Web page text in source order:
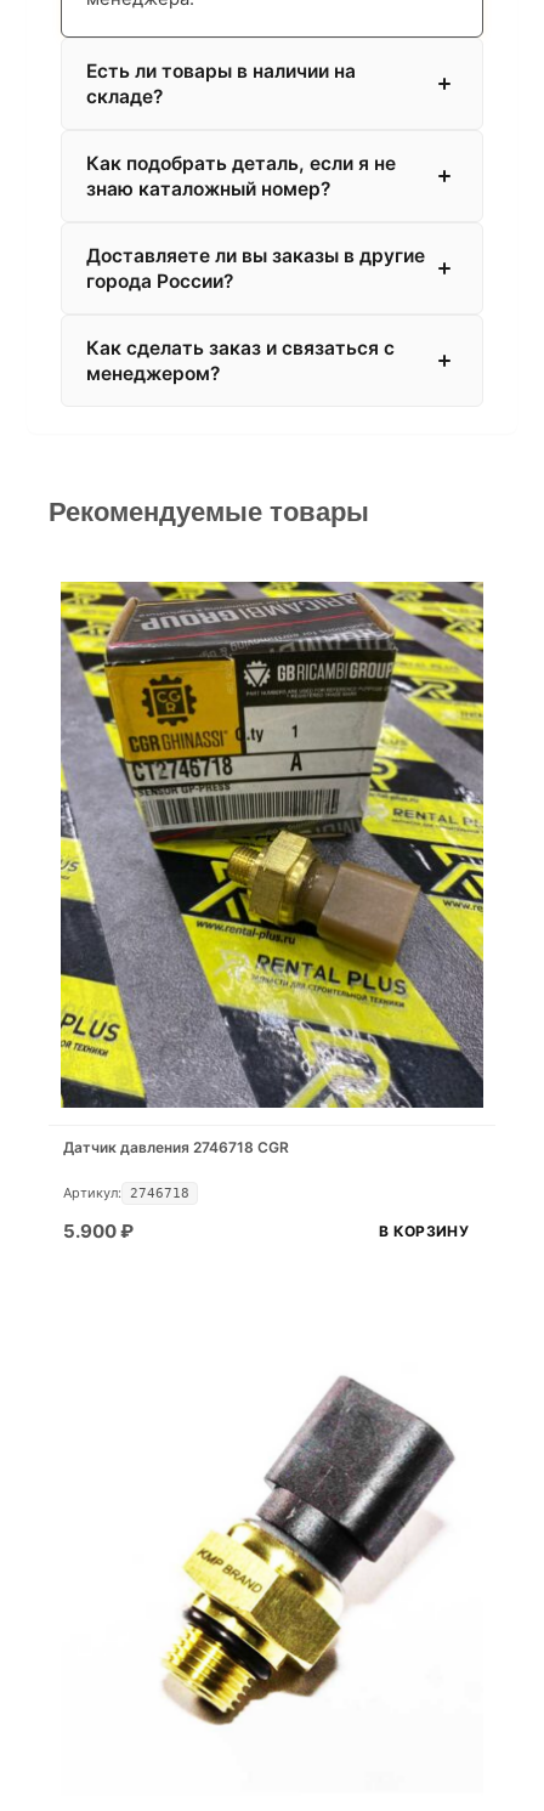
Есть ли товары в наличии на
складе?
Как подобрать деталь, если я не
знаю каталожный номер?
Доставляете ли вы заказы в другие
города России?
Как сделать заказ и связаться с
менеджером?
Рекомендуемые товары
Датчик давления 2746718 CGR
Артикул: 2746718
5.900₽ В КОРЗИНУ